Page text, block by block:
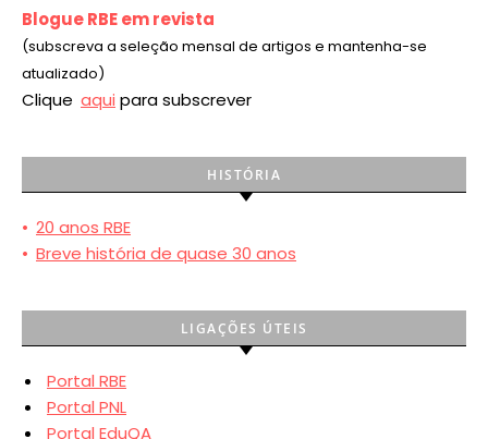
Blogue RBE em revista
(subscreva a seleção mensal de artigos e mantenha-se
atualizado)
Clique aqui para subscrever
HISTÓRIA
• 20 anos RBE
• Breve história de quase 30 anos
LIGAÇÕES ÚTEIS
Portal RBE
Portal PNL
Portal EduQA